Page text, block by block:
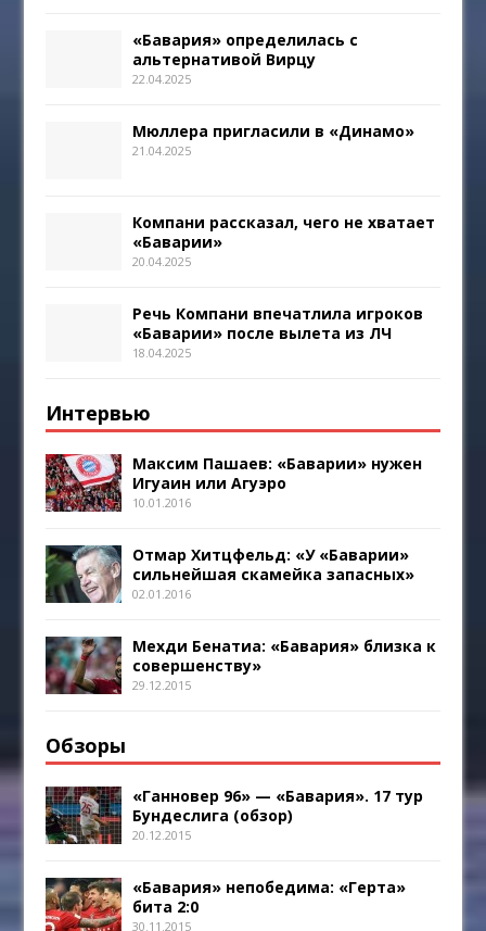
«Бавария» определилась с
альтернативой Вирцу
22.04.2025
Мюллера пригласили в «Динамо»
21.04.2025
Компани рассказал, чего не хватает
«Баварии»
20.04.2025
Речь Компани впечатлила игроков
«Баварии» после вылета из ЛЧ
18.04.2025
Интервью
Максим Пашаев: «Баварии» нужен
Игуаин или Агуэро
10.01.2016
Отмар Хитцфельд: «У «Баварии»
сильнейшая скамейка запасных»
02.01.2016
Мехди Бенатиа: «Бавария» близка к
совершенству»
29.12.2015
Обзоры
«Ганновер 96» — «Бавария». 17 тур
Бундеслига (обзор)
20.12.2015
«Бавария» непобедима: «Герта»
бита 2:0
30.11.2015